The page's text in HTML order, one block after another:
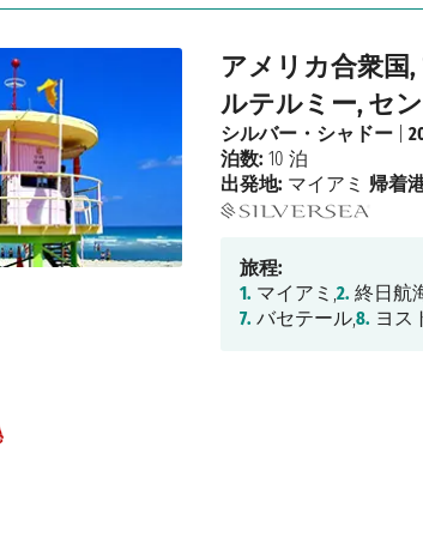
アメリカ合衆国
ルテルミー, セ
シルバー・シャドー|
泊数: 10 泊
出発地: マイアミ 帰着
旅程:
1. マイアミ,2. 終日航
7. バセテール,8. ヨス